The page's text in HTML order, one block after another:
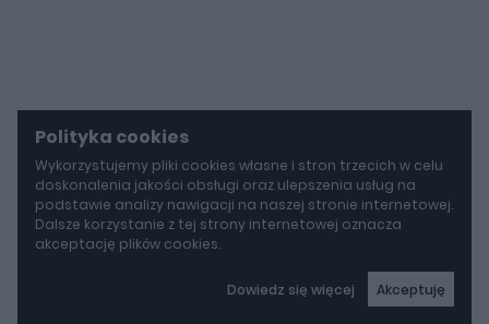
Polityka cookies
Wykorzystujemy pliki cookies własne i stron trzecich w celu
doskonalenia jakości obsługi oraz ulepszenia usług na
podstawie analizy nawigacji na naszej stronie internetowej.
Dalsze korzystanie z tej strony internetowej oznacza
akceptację plików cookies.
Dowiedz się więcej Akceptuję